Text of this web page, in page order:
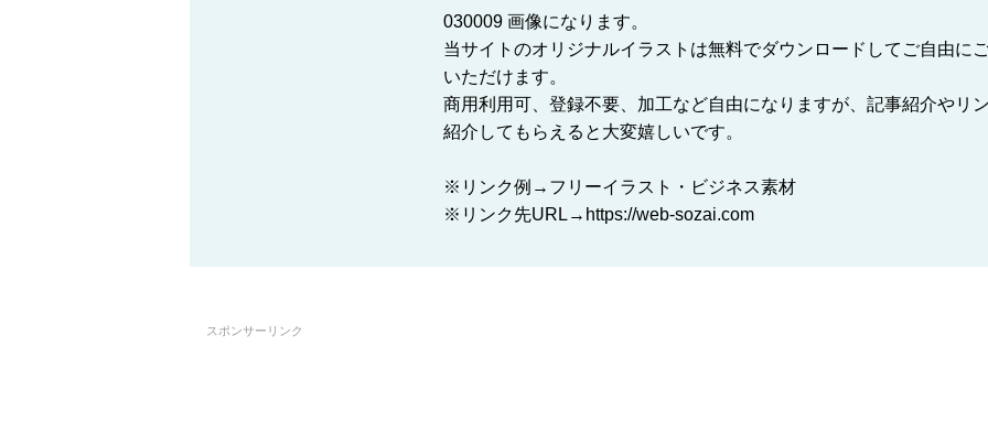
030009 画像になります。
当サイトのオリジナルイラストは無料でダウンロードしてご自由に
いただけます。
商用利用可、登録不要、加工など自由になりますが、記事紹介やリ
紹介してもらえると大変嬉しいです。
※リンク例→フリーイラスト・ビジネス素材
※リンク先URL→https://web-sozai.com
スポンサーリンク